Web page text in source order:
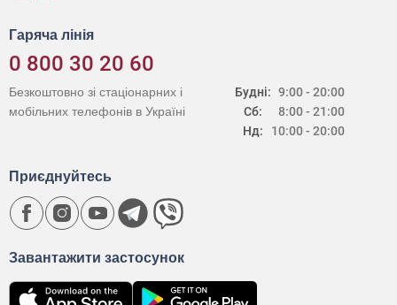
Гаряча лінія
0 800 30 20 60
Будні:
Сб:
Нд:
9:00 - 20:00
8:00 - 21:00
10:00 - 20:00
Безкоштовно зі стаціонарних і
мобільних телефонів в Україні
Завантажити застосунок
Приєднуйтесь